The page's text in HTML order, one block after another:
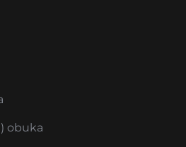
obuka